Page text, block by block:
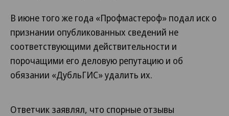
В июне того же года «Профмастероф» подал иск о
признании опубликованных сведений не
соответствующими действительности и
порочащими его деловую репутацию и об
обязании «ДубльГИС» удалить их.
Ответчик заявлял, что спорные отзывы